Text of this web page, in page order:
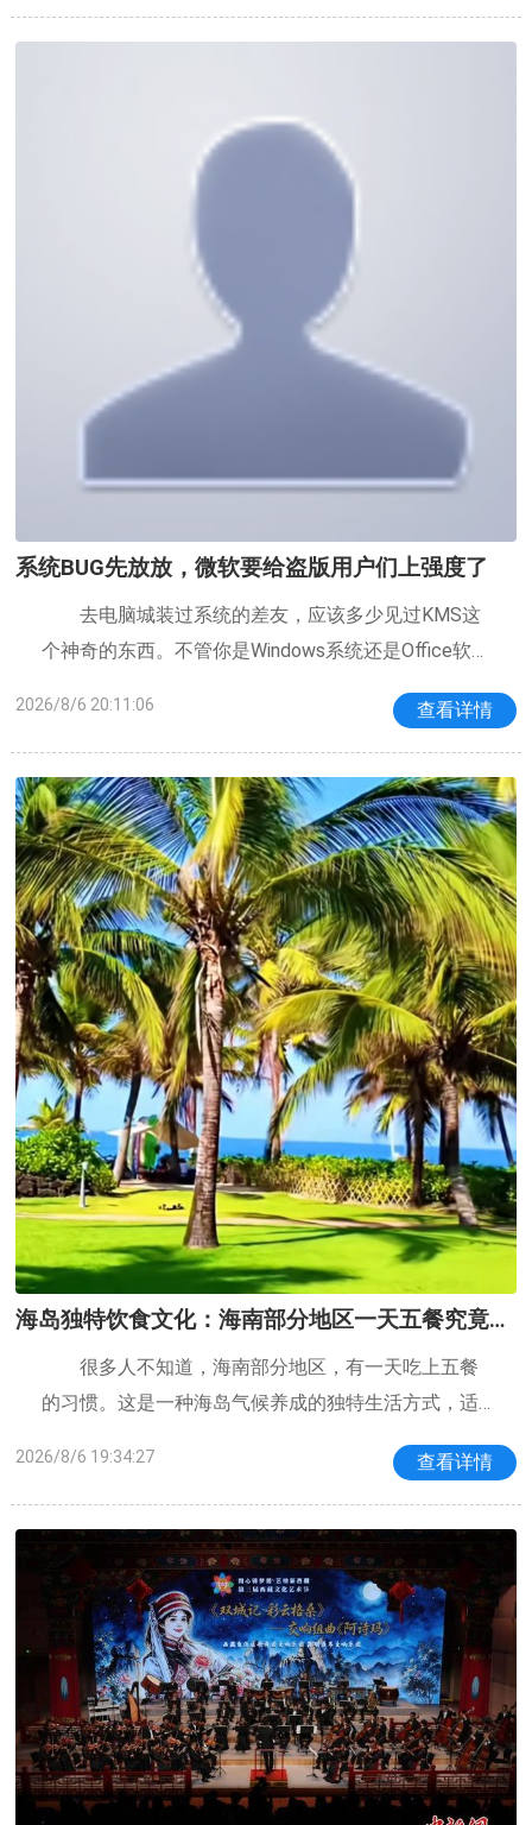
吗？而且说实话这个服装建模是真的很好
系统BUG先放放，微软要给盗版用户们上强度了
去电脑城装过系统的差友，应该多少见过KMS这
个神奇的东西。不管你是Windows系统还是Office软
激活成功，感谢你的购买。离谱的是，这个长期出现
在各种破解工具里的KMS，最早其实是微软自己
2026/8/6 20:11:06 查看详情
海岛独特饮食文化：海南部分地区一天五餐究竟有
多科学很多人不知道，海南部分地区，有一天吃上五餐
的习惯。这是一种海岛气候养成的独特生活方式，适
当，不太适合进行长时间的干重活。一早先吃早餐，
本地人偏爱汤汤水水为主，粉汤、面汤、清
2026/8/6 19:34:27 查看详情